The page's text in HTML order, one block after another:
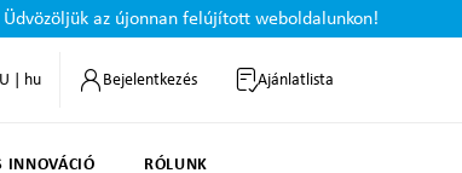
Üdvözöljük az újonnan felújított weboldalunkon!
| hu Bejelentkezés Ajánlatlista
INNOVÁCIÓ RÓLUNK